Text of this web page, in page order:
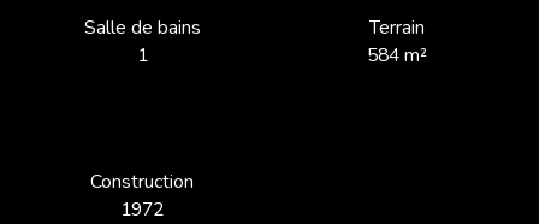
Salle de bains
1
Terrain
584m²
Construction
1972